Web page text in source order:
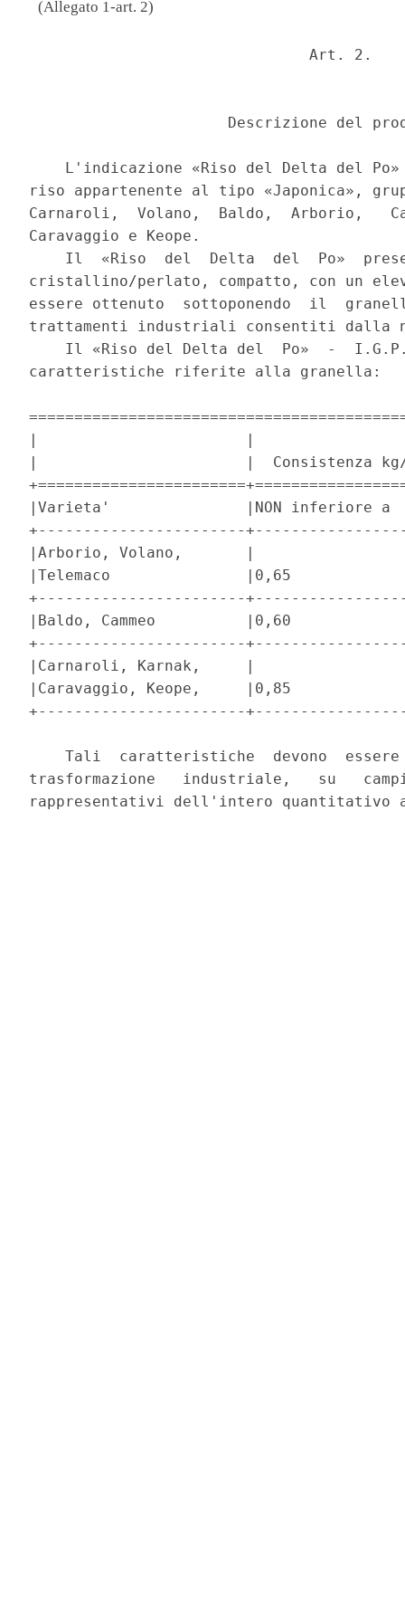
(Allegato 1-art. 2)
                               Art. 2.
Descrizione del
L'indicazione «Riso del Delta del
riso appartenente al tipo «Japonica»,
Carnaroli,  Volano,  Baldo,  Arborio,
Caravaggio e Keope.
Il  «Riso  del  Delta  del  Po»
cristallino/perlato, compatto, con un
essere ottenuto  sottoponendo  il
trattamenti industriali consentiti dalla
Il «Riso del Delta del  Po»  -
caratteristiche riferite alla granella:
|                       |  Consistenza kg/
|Varieta'               |NON inferiore a
+-----------------------
|Arborio, Volano,       |
|Telemaco               |0,65
+-----------------------
|Baldo, Cammeo          |0,60
+-----------------------
|Carnaroli, Karnak,     |
|Caravaggio, Keope,     |0,85
+-----------------------
Tali  caratteristiche  devono
trasformazione   industriale,   su
rappresentativi dell'intero quantitativo